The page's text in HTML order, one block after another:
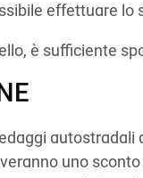
effettuare lo
è sufficiente
uno